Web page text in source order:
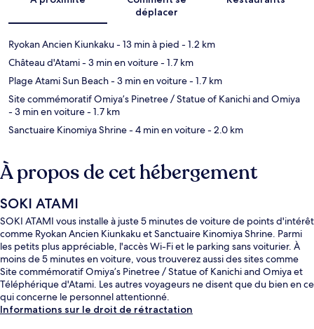
déplacer
Ryokan Ancien Kiunkaku- 13 min à pied - 1.2 km
Château d'Atami- 3 min en voiture- 1.7 km
Plage Atami Sun Beach- 3 min en voiture- 1.7 km
Site commémoratif Omiya’s Pinetree / Statue of Kanichi and Omiya
- 3 min en voiture- 1.7 km
Sanctuaire Kinomiya Shrine- 4 min en voiture- 2.0 km
À propos de cet hébergement
SOKI ATAMI
SOKI ATAMI vous installe à juste 5 minutes de voiture de points d'intérêt
comme Ryokan Ancien Kiunkaku et Sanctuaire Kinomiya Shrine. Parmi
les petits plus appréciable, l'accès Wi-Fi et le parking sans voiturier. À
moins de 5 minutes en voiture, vous trouverez aussi des sites comme
Site commémoratif Omiya’s Pinetree / Statue of Kanichi and Omiya et
Téléphérique d'Atami. Les autres voyageurs ne disent que du bien en ce
qui concerne le personnel attentionné.
Informations sur le droit de rétractation